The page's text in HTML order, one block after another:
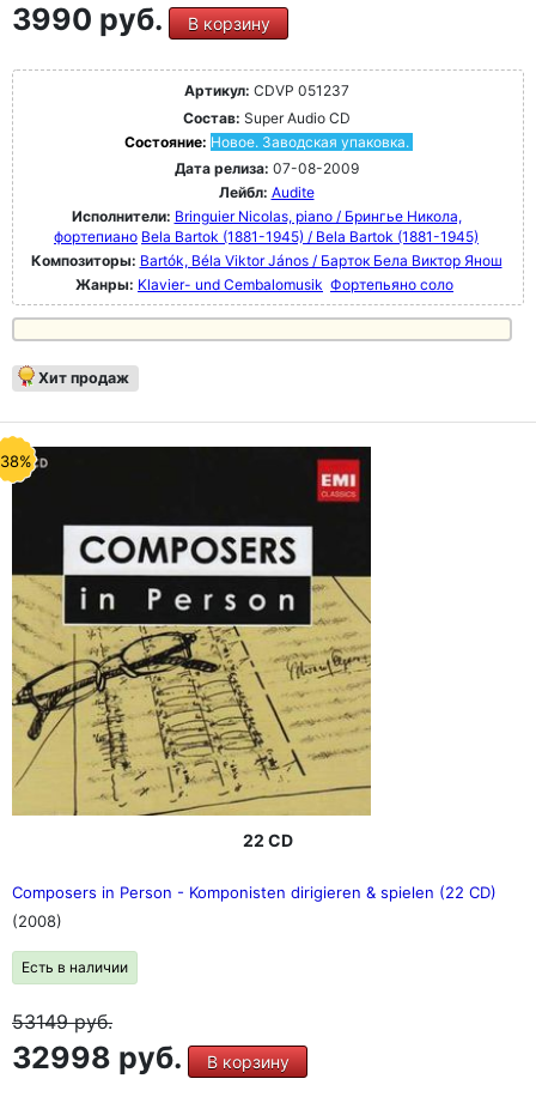
3990 руб. В корзину
Артикул: CDVP 051237
Состав: Super Audio CD
Состояние: Новое. Заводская упаковка.
Дата релиза: 07-08-2009
Лейбл: Audite
Исполнители: Bringuier Nicolas, piano / Брингье Никола,
фортепиано Bela Bartok (1881-1945) / Bela Bartok (1881-1945)
Композиторы: Bartók, Béla Viktor János / Барток Бела Виктор Янош
Жанры: Klavier- und Cembalomusik Фортепьяно соло
Хит продаж
22 CD
Composers in Person - Komponisten dirigieren & spielen (22 CD)
(2008)
Есть в наличии
53149руб.
32998 руб. В корзину